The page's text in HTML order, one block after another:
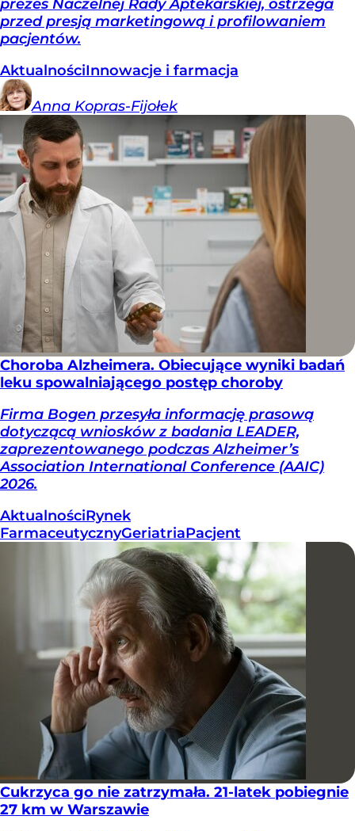
prezes Naczelnej Rady Aptekarskiej, ostrzega
przed presją marketingową i profilowaniem
pacjentów.
AktualnościInnowacje i farmacja
Anna Kopras-Fijołek
Choroba Alzheimera. Obiecujące wyniki badań
leku spowalniającego postęp choroby
Firma Bogen przesyła informację prasową
dotyczącą wniosków z badania LEADER,
zaprezentowanego podczas Alzheimer’s
Association International Conference (AAIC)
2026.
AktualnościRynek
FarmaceutycznyGeriatriaPacjent
Cukrzyca go nie zatrzymała. 21-latek pobiegnie
27 km w Warszawie